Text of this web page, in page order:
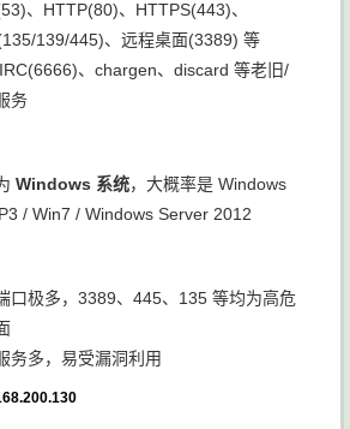
、HTTP(80)、HTTPS(443)、
139/445)、远程桌面(3389) 等
、chargen、discard 等老旧/
务
Windows 系统，大概率是 Windows
/ Win7 / Windows Server 2012
口极多，3389、445、135 等均为高危
务多，易受漏洞利用